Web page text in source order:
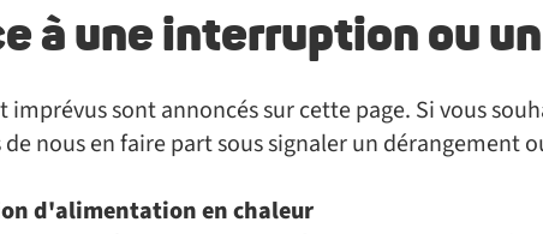
à une interruption ou
imprévus sont annoncés sur cette page. Si vous
nous en faire part sous signaler un dérangement
d'alimentation en chaleur